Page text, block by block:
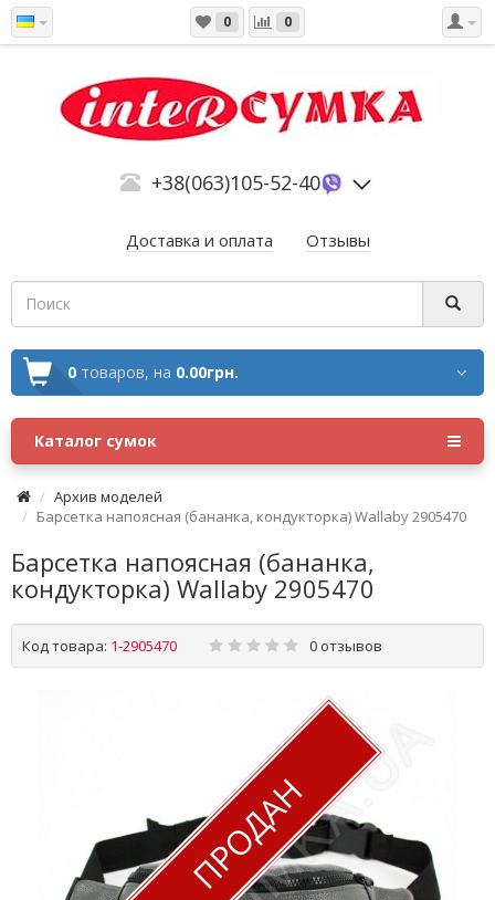
0 0
+38(063)105-52-40
Доставка и оплата Отзывы
0 товаров, на 0.00грн.
Каталог сумок
Архив моделей
Барсетка напоясная (бананка, кондукторка) Wallaby 2905470
Барсетка напоясная (бананка,
кондукторка) Wallaby 2905470
Код товара: 1-2905470 0 отзывов
ПРОДАН